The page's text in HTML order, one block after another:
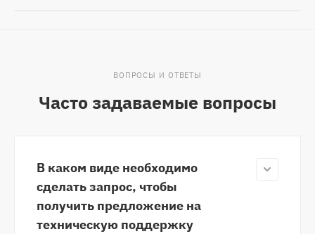
ВОПРОСЫ И ОТВЕТЫ
Часто задаваемые вопросы
В каком виде необходимо
сделать запрос, чтобы
получить предложение на
техническую поддержку